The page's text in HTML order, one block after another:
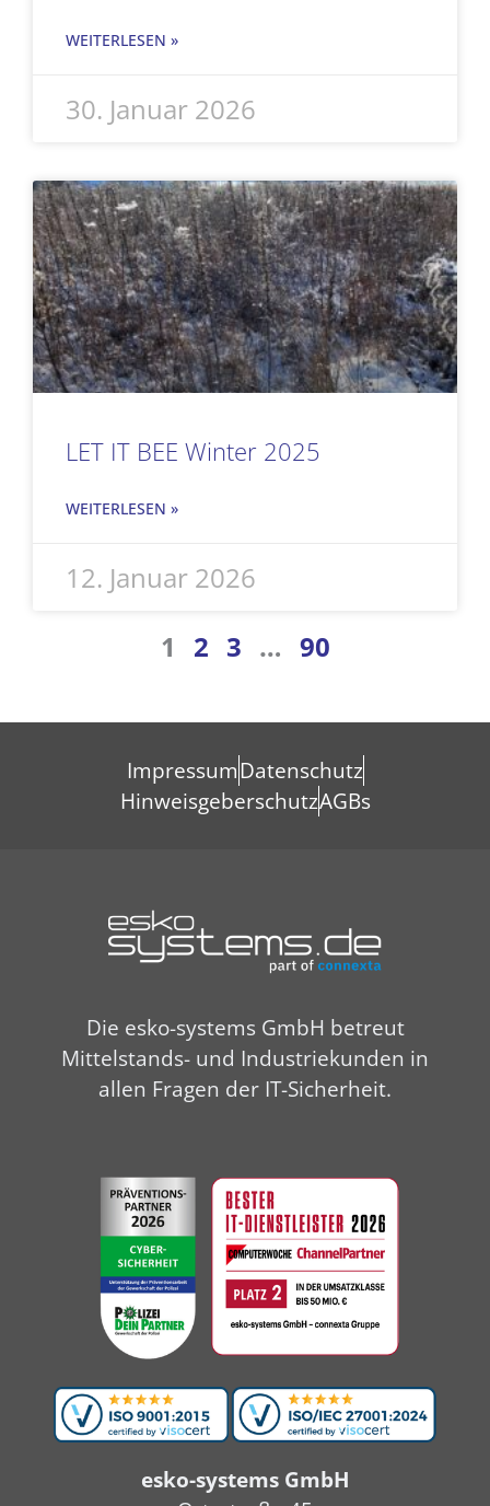
WEITERLESEN »
30. Januar 2026
LET IT BEE Winter 2025
WEITERLESEN »
12. Januar 2026
1 2 3 … 90
ImpressumDatenschutz
HinweisgeberschutzAGBs
Die esko-systems GmbH betreut
Mittelstands- und Industriekunden in
allen Fragen der IT-Sicherheit.
esko-systems GmbH